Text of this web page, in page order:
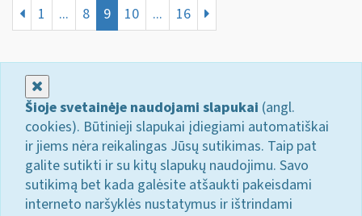
1 ... 8 9 10 ... 16
Šioje svetainėje naudojami slapukai (angl.
cookies). Būtinieji slapukai įdiegiami automatiškai
ir jiems nėra reikalingas Jūsų sutikimas. Taip pat
galite sutikti ir su kitų slapukų naudojimu. Savo
sutikimą bet kada galėsite atšaukti pakeisdami
interneto naršyklės nustatymus ir ištrindami